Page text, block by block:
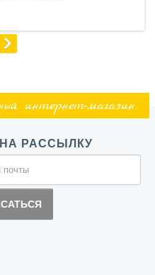
интернет-магазин
РАССЫЛКУ